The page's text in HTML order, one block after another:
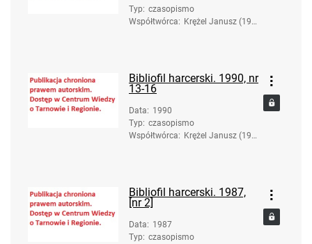
Typ: czasopismo
Współtwórca: Krężel Janusz (193
Bibliofil harcerski. 1990, nr
13-16
Data: 1990
Typ: czasopismo
Współtwórca: Krężel Janusz (193
Bibliofil harcerski. 1987,
[nr 2]
Data: 1987
Typ: czasopismo